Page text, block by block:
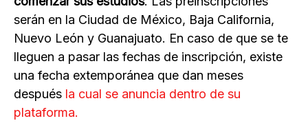
serán en la Ciudad de México, Baja California,
Nuevo León y Guanajuato. En caso de que se te
lleguen a pasar las fechas de inscripción, existe
una fecha extemporánea que dan meses
después la cual se anuncia dentro de su
plataforma.